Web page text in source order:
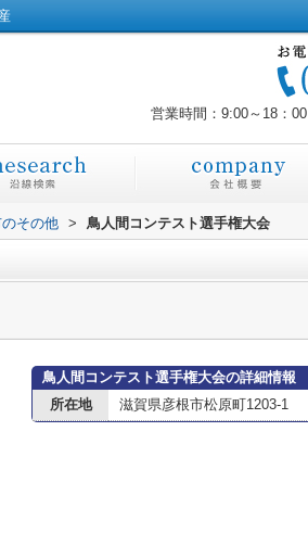
営業時間：9:00～18：00
その他 > 鳥人間コンテスト選手権大会
鳥人間コンテスト選手権大会の詳細情報
所在地
滋賀県彦根市松原町1203-1